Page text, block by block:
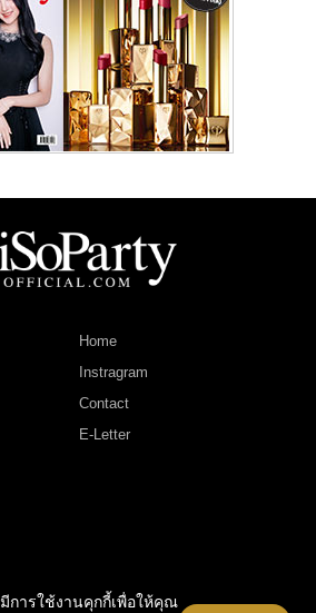
Home
Instragram
Contact
E-Letter
มีการใช้งานคุกกี้เพื่อให้คุณ